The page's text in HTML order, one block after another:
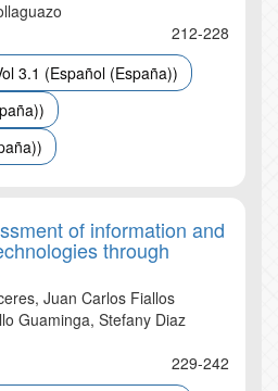
212-228
3.1 (Español (España))
of information and
through
Juan Carlos Fiallos
Guaminga, Stefany Diaz
229-242